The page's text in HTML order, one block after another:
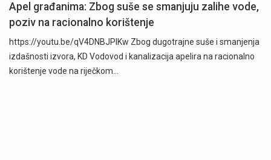
Apel građanima: Zbog suše se smanjuju zalihe vode,
poziv na racionalno korištenje
https://youtu.be/qV4DNBJPlKw Zbog dugotrajne suše i smanjenja
izdašnosti izvora, KD Vodovod i kanalizacija apelira na racionalno
korištenje vode na riječkom…